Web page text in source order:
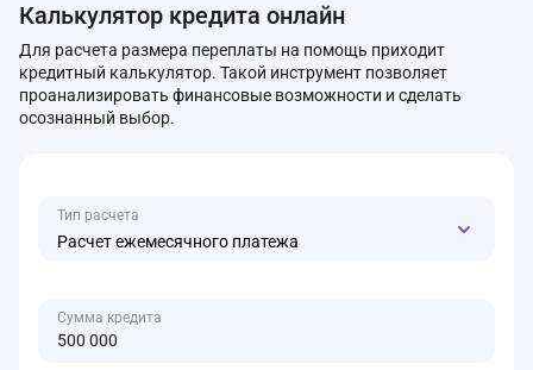
Калькулятор кредита онлайн
Для расчета размера переплаты на помощь приходит
кредитный калькулятор. Такой инструмент позволяет
проанализировать финансовые возможности и сделать
осознанный выбор.
Тип расчета
Расчет ежемесячного платежа
Сумма кредита